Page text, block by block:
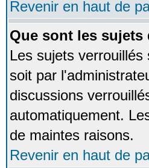
Revenir en haut de
Que sont les
Les sujets
soit par
discussions
automatiquement.
de maintes raisons.
Revenir en haut de